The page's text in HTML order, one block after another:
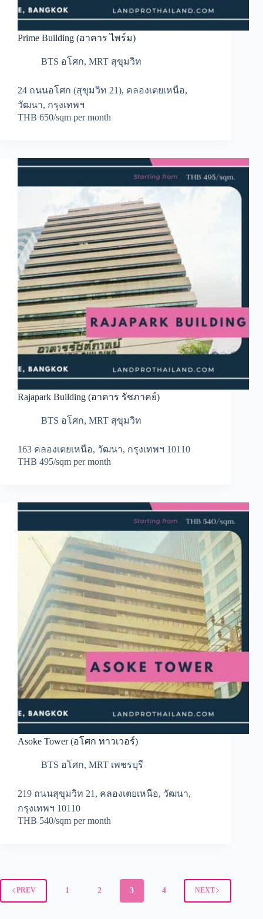
Prime Building (อาคาร ไพร์ม)
BTS อโศก, MRT สุขุมวิท
24 ถนนอโศก (สุขุมวิท 21), คลองเตยเหนือ,
วัฒนา, กรุงเทพฯ
THB 650/sqm per month
Rajapark Building (อาคาร รัชภาคย์)
BTS อโศก, MRT สุขุมวิท
163 คลองเตยเหนือ, วัฒนา, กรุงเทพฯ 10110
THB 495/sqm per month
Asoke Tower (อโศก ทาวเวอร์)
BTS อโศก, MRT เพชรบุรี
219 ถนนสุขุมวิท 21, คลองเตยเหนือ, วัฒนา,
กรุงเทพฯ 10110
THB 540/sqm per month
PREV 1 2 3 4 NEXT